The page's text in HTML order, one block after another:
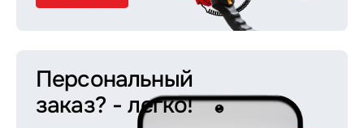
Персональный
заказ? - легко!